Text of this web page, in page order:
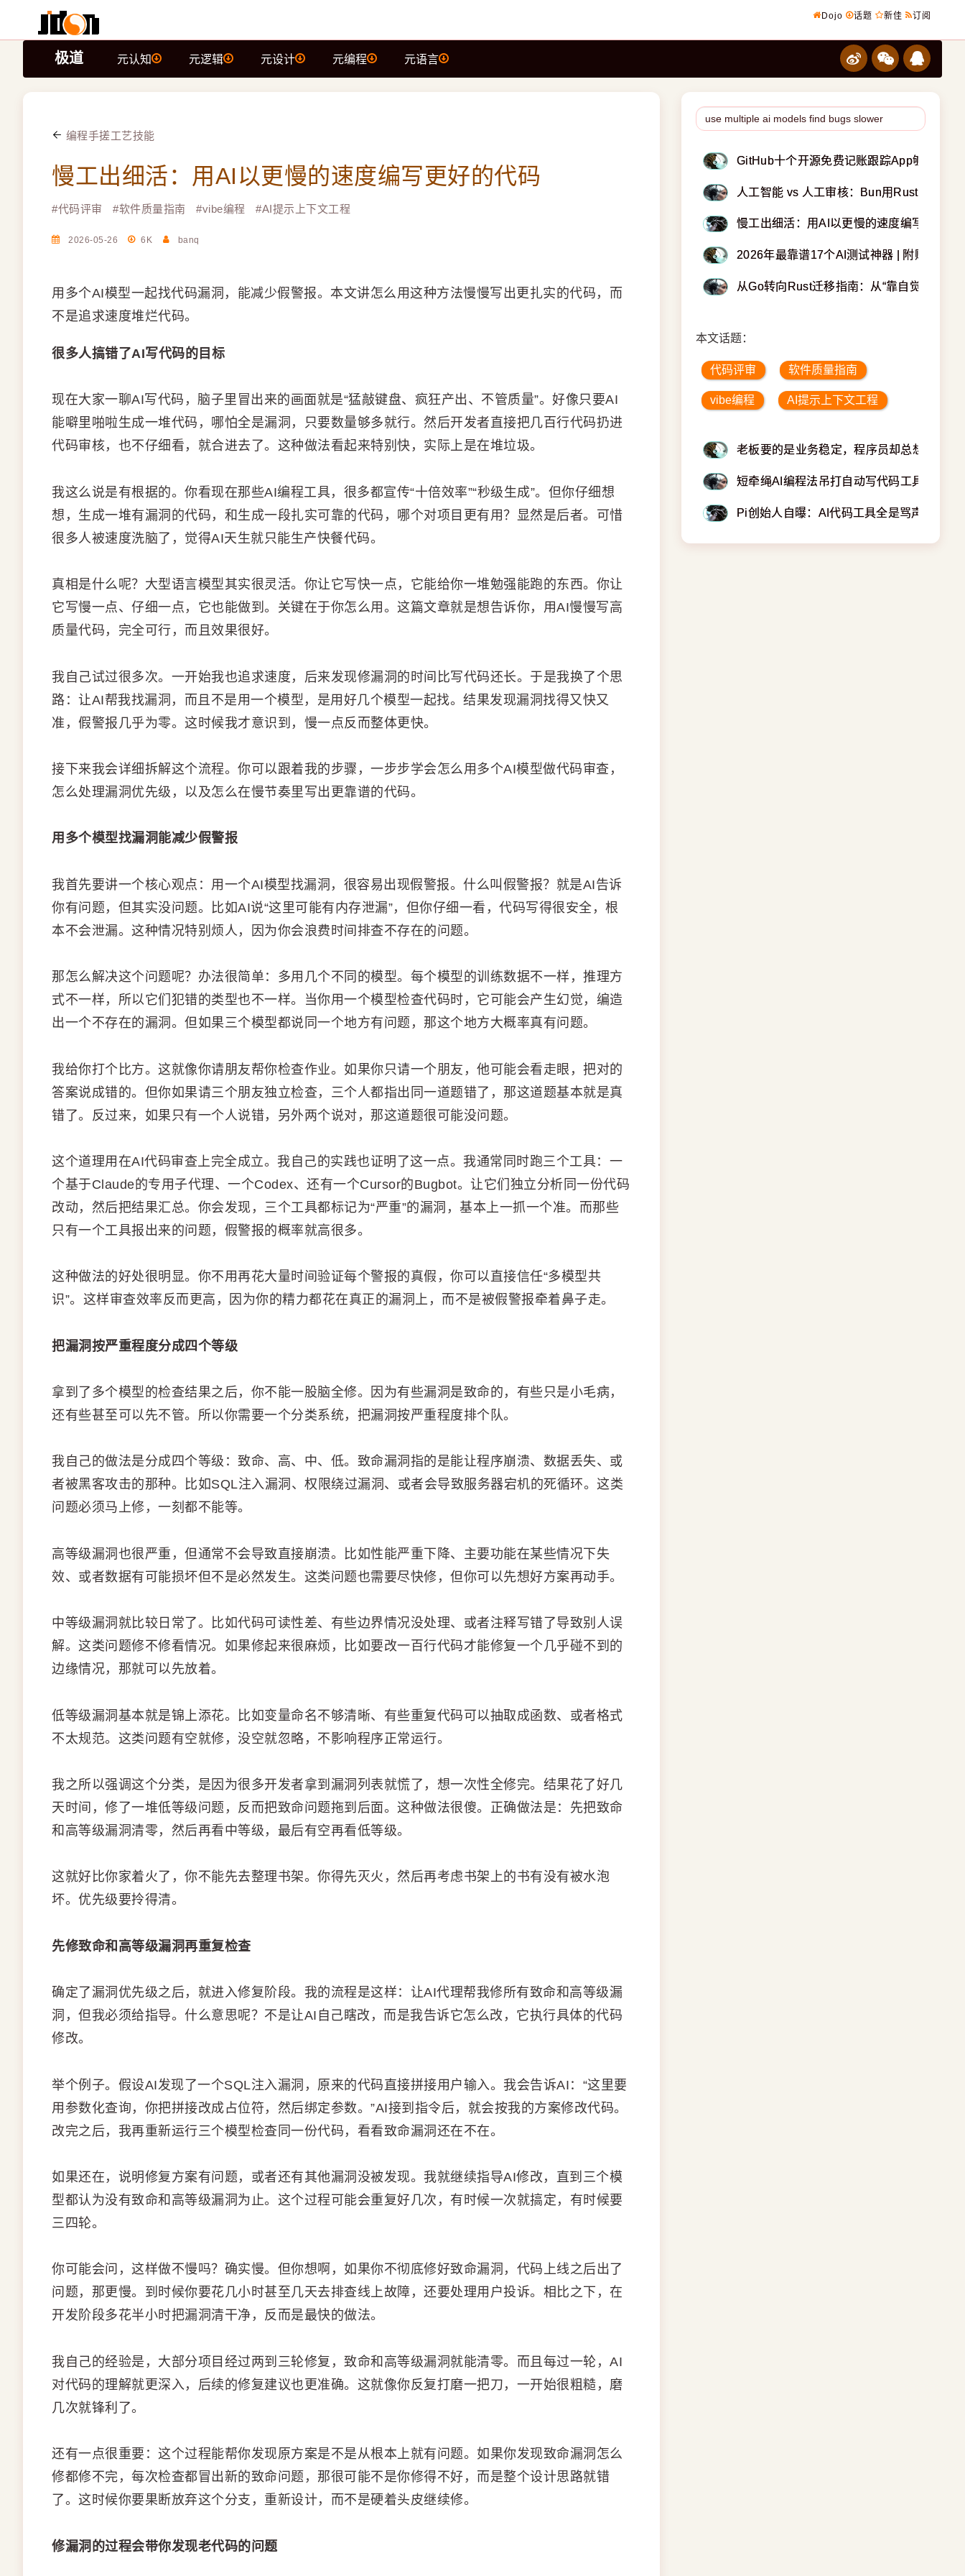
Dojo 话题 新佳 订阅
极道 元认知 元逻辑 元设计 元编程 元语言
编程手搓工艺技能
慢工出细活：用AI以更慢的速度编写更好的代码
#代码评审 #软件质量指南 #vibe编程 #AI提示上下文工程
2026-05-26 6K banq
用多个AI模型一起找代码漏洞，能减少假警报。本文讲怎么用这种方法慢慢写出更扎实的代码，而
不是追求速度堆烂代码。
很多人搞错了AI写代码的目标
现在大家一聊AI写代码，脑子里冒出来的画面就是“猛敲键盘、疯狂产出、不管质量”。好像只要AI
能噼里啪啦生成一堆代码，哪怕全是漏洞，只要数量够多就行。然后开发者直接把几百行代码扔进
代码审核，也不仔细看，就合进去了。这种做法看起来特别快，实际上是在堆垃圾。
我这么说是有根据的。你看现在那些AI编程工具，很多都宣传“十倍效率”“秒级生成”。但你仔细想
想，生成一堆有漏洞的代码，和生成一段扎实可靠的代码，哪个对项目更有用？显然是后者。可惜
很多人被速度洗脑了，觉得AI天生就只能生产快餐代码。
真相是什么呢？大型语言模型其实很灵活。你让它写快一点，它能给你一堆勉强能跑的东西。你让
它写慢一点、仔细一点，它也能做到。关键在于你怎么用。这篇文章就是想告诉你，用AI慢慢写高
质量代码，完全可行，而且效果很好。
我自己试过很多次。一开始我也追求速度，后来发现修漏洞的时间比写代码还长。于是我换了个思
路：让AI帮我找漏洞，而且不是用一个模型，是用好几个模型一起找。结果发现漏洞找得又快又
准，假警报几乎为零。这时候我才意识到，慢一点反而整体更快。
接下来我会详细拆解这个流程。你可以跟着我的步骤，一步步学会怎么用多个AI模型做代码审查，
怎么处理漏洞优先级，以及怎么在慢节奏里写出更靠谱的代码。
用多个模型找漏洞能减少假警报
我首先要讲一个核心观点：用一个AI模型找漏洞，很容易出现假警报。什么叫假警报？就是AI告诉
你有问题，但其实没问题。比如AI说“这里可能有内存泄漏”，但你仔细一看，代码写得很安全，根
本不会泄漏。这种情况特别烦人，因为你会浪费时间排查不存在的问题。
那怎么解决这个问题呢？办法很简单：多用几个不同的模型。每个模型的训练数据不一样，推理方
式不一样，所以它们犯错的类型也不一样。当你用一个模型检查代码时，它可能会产生幻觉，编造
出一个不存在的漏洞。但如果三个模型都说同一个地方有问题，那这个地方大概率真有问题。
我给你打个比方。这就像你请朋友帮你检查作业。如果你只请一个朋友，他可能会看走眼，把对的
答案说成错的。但你如果请三个朋友独立检查，三个人都指出同一道题错了，那这道题基本就是真
错了。反过来，如果只有一个人说错，另外两个说对，那这道题很可能没问题。
这个道理用在AI代码审查上完全成立。我自己的实践也证明了这一点。我通常同时跑三个工具：一
个基于Claude的专用子代理、一个Codex、还有一个Cursor的Bugbot。让它们独立分析同一份代码
改动，然后把结果汇总。你会发现，三个工具都标记为“严重”的漏洞，基本上一抓一个准。而那些
只有一个工具报出来的问题，假警报的概率就高很多。
这种做法的好处很明显。你不用再花大量时间验证每个警报的真假，你可以直接信任“多模型共
识”。这样审查效率反而更高，因为你的精力都花在真正的漏洞上，而不是被假警报牵着鼻子走。
把漏洞按严重程度分成四个等级
拿到了多个模型的检查结果之后，你不能一股脑全修。因为有些漏洞是致命的，有些只是小毛病，
还有些甚至可以先不管。所以你需要一个分类系统，把漏洞按严重程度排个队。
我自己的做法是分成四个等级：致命、高、中、低。致命漏洞指的是能让程序崩溃、数据丢失、或
者被黑客攻击的那种。比如SQL注入漏洞、权限绕过漏洞、或者会导致服务器宕机的死循环。这类
问题必须马上修，一刻都不能等。
高等级漏洞也很严重，但通常不会导致直接崩溃。比如性能严重下降、主要功能在某些情况下失
效、或者数据有可能损坏但不是必然发生。这类问题也需要尽快修，但你可以先想好方案再动手。
中等级漏洞就比较日常了。比如代码可读性差、有些边界情况没处理、或者注释写错了导致别人误
解。这类问题修不修看情况。如果修起来很麻烦，比如要改一百行代码才能修复一个几乎碰不到的
边缘情况，那就可以先放着。
低等级漏洞基本就是锦上添花。比如变量命名不够清晰、有些重复代码可以抽取成函数、或者格式
不太规范。这类问题有空就修，没空就忽略，不影响程序正常运行。
我之所以强调这个分类，是因为很多开发者拿到漏洞列表就慌了，想一次性全修完。结果花了好几
天时间，修了一堆低等级问题，反而把致命问题拖到后面。这种做法很傻。正确做法是：先把致命
和高等级漏洞清零，然后再看中等级，最后有空再看低等级。
这就好比你家着火了，你不能先去整理书架。你得先灭火，然后再考虑书架上的书有没有被水泡
坏。优先级要拎得清。
先修致命和高等级漏洞再重复检查
确定了漏洞优先级之后，就进入修复阶段。我的流程是这样：让AI代理帮我修所有致命和高等级漏
洞，但我必须给指导。什么意思呢？不是让AI自己瞎改，而是我告诉它怎么改，它执行具体的代码
修改。
举个例子。假设AI发现了一个SQL注入漏洞，原来的代码直接拼接用户输入。我会告诉AI：“这里要
用参数化查询，你把拼接改成占位符，然后绑定参数。”AI接到指令后，就会按我的方案修改代码。
改完之后，我再重新运行三个模型检查同一份代码，看看致命漏洞还在不在。
如果还在，说明修复方案有问题，或者还有其他漏洞没被发现。我就继续指导AI修改，直到三个模
型都认为没有致命和高等级漏洞为止。这个过程可能会重复好几次，有时候一次就搞定，有时候要
三四轮。
你可能会问，这样做不慢吗？确实慢。但你想啊，如果你不彻底修好致命漏洞，代码上线之后出了
问题，那更慢。到时候你要花几小时甚至几天去排查线上故障，还要处理用户投诉。相比之下，在
开发阶段多花半小时把漏洞清干净，反而是最快的做法。
我自己的经验是，大部分项目经过两到三轮修复，致命和高等级漏洞就能清零。而且每过一轮，AI
对代码的理解就更深入，后续的修复建议也更准确。这就像你反复打磨一把刀，一开始很粗糙，磨
几次就锋利了。
还有一点很重要：这个过程能帮你发现原方案是不是从根本上就有问题。如果你发现致命漏洞怎么
修都修不完，每次检查都冒出新的致命问题，那很可能不是你修得不好，而是整个设计思路就错
了。这时候你要果断放弃这个分支，重新设计，而不是硬着头皮继续修。
修漏洞的过程会带你发现老代码的问题
GitHub十个开源免费记账跟踪App够你用一
人工智能 vs 人工审核：Bun用Rust重写却
慢工出细活：用AI以更慢的速度编写更好的
2026年最靠谱17个AI测试神器 | 附赠
从Go转向Rust迁移指南：从“靠自觉”到“靠
本文话题：
代码评审 软件质量指南
vibe编程 AI提示上下文工程
老板要的是业务稳定，程序员却总想重写代
短牵绳AI编程法吊打自动写代码工具
Pi创始人自曝：AI代码工具全是骂声，我每